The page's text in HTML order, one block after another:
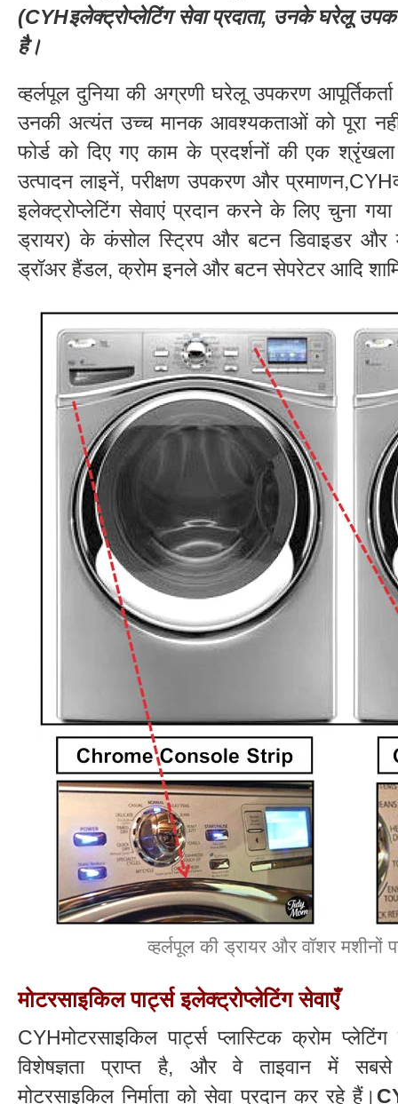
(CYHइलेक्ट्रोप्लेटिंग सेवा प्रदाता, उनके घरेलू
है।
व्हर्लपूल दुनिया की अग्रणी घरेलू उपकरण
उनकी अत्यंत उच्च मानक आवश्यकताओं को पूरा
फोर्ड को दिए गए काम के प्रदर्शनों की एक
उत्पादन लाइनें, परीक्षण उपकरण और
इलेक्ट्रोप्लेटिंग सेवाएं प्रदान करने के लिए चुना
ड्रायर) के कंसोल स्ट्रिप और बटन डिवाइडर और
ड्रॉअर हैंडल, क्रोम इनले और बटन सेपरेटर आदि
व्हर्लपूल की ड्रायर और वॉशर मशीनों
मोटरसाइकिल पार्ट्स इलेक्ट्रोप्लेटिंग सेवाएँ
CYHमोटरसाइकिल पार्ट्स प्लास्टिक क्रोम
विशेषज्ञता प्राप्त है, और वे ताइवान में सबसे
मोटरसाइकिल निर्माता को सेवा प्रदान कर रहे हैं।